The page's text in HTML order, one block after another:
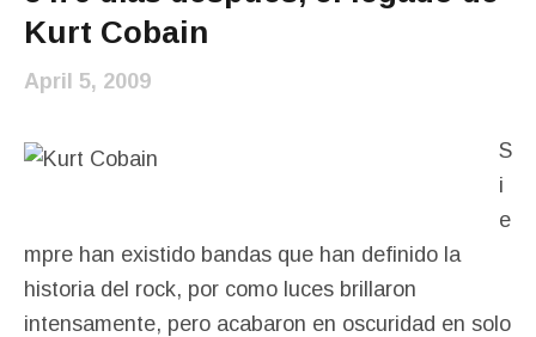
Kurt Cobain
April 5, 2009
S
i
e
mpre han existido bandas que han definido la
historia del rock, por como luces brillaron
intensamente, pero acabaron en oscuridad en solo